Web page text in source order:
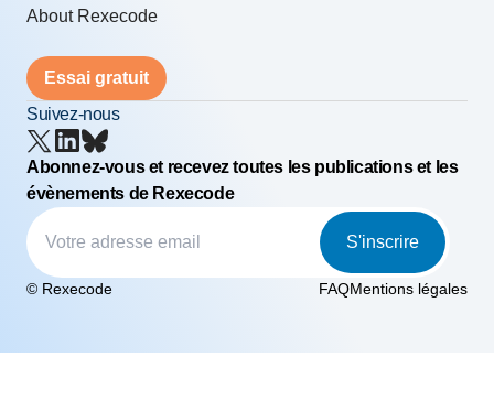
About Rexecode
Essai gratuit
Suivez-nous
Abonnez-vous et recevez toutes les publications et les
évènements de Rexecode
S'inscrire
© Rexecode FAQMentions légales